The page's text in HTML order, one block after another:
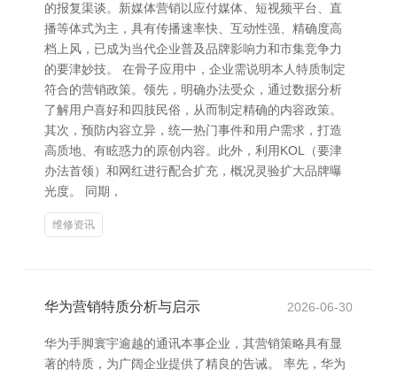
的报复渠谈。新媒体营销以应付媒体、短视频平台、直
播等体式为主，具有传播速率快、互动性强、精确度高
档上风，已成为当代企业普及品牌影响力和市集竞争力
的要津妙技。 在骨子应用中，企业需说明本人特质制定
符合的营销政策。领先，明确办法受众，通过数据分析
了解用户喜好和四肢民俗，从而制定精确的内容政策。
其次，预防内容立异，统一热门事件和用户需求，打造
高质地、有眩惑力的原创内容。此外，利用KOL（要津
办法首领）和网红进行配合扩充，概况灵验扩大品牌曝
光度。 同期，
维修资讯
华为营销特质分析与启示 2026-06-30
华为手脚寰宇逾越的通讯本事企业，其营销策略具有显
著的特质，为广阔企业提供了精良的告诫。 率先，华为